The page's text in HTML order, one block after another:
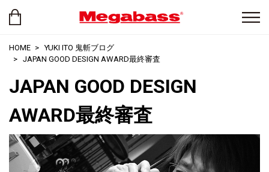
HOME
YUKI ITO 鬼斬ブログ
JAPAN GOOD DESIGN AWARD最終審査
JAPAN GOOD DESIGN
AWARD最終審査